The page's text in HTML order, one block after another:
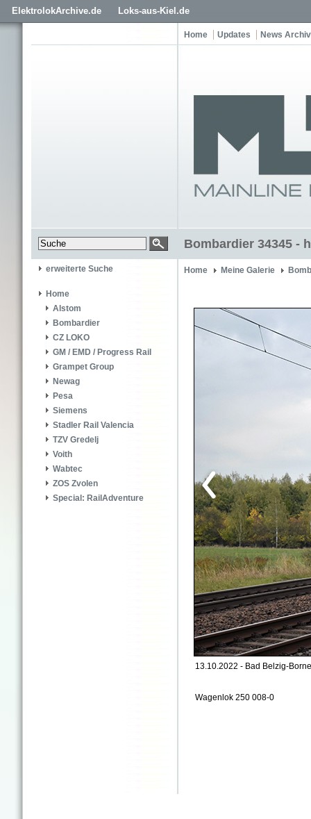
ElektrolokArchive.de Loks-aus-Kiel.de
Home Updates News Archiv
Bombardier 34345 -
erweiterte Suche
Home
Alstom
Bombardier
CZ LOKO
GM / EMD / Progress Rail
Grampet Group
Newag
Pesa
Siemens
Stadler Rail Valencia
TZV Gredelj
Voith
Wabtec
ZOS Zvolen
Special: RailAdventure
Home Meine Galerie
13.10.2022 - Bad Belzig-
Wagenlok 250 008-0